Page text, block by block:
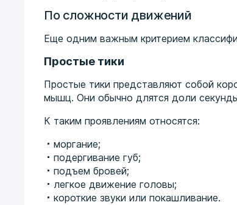
По сложности движений
Еще одним важным критерием
Простые тики
Простые тики представляют собой
мышц. Они обычно длятся доли
К таким проявлениям относятся:
моргание;
подергивание губ;
подъем бровей;
легкое движение головы;
короткие звуки или покашливание.